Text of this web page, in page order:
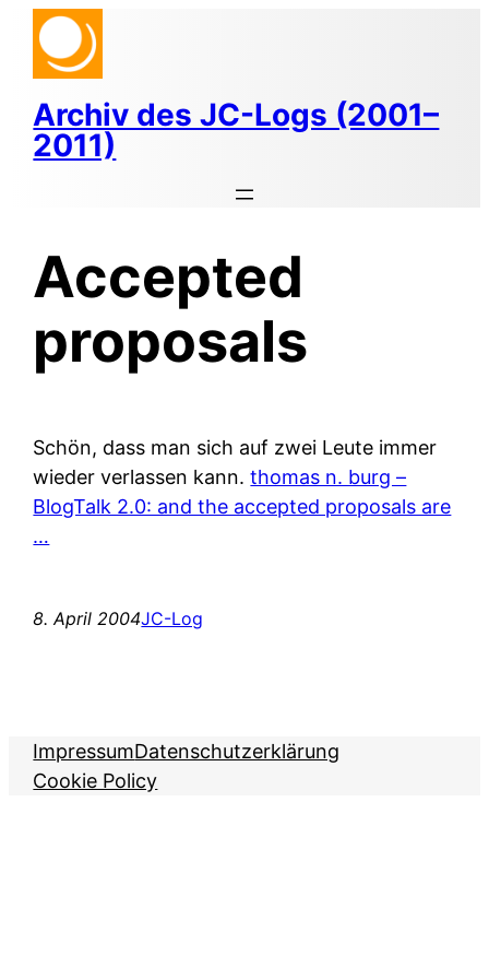
Zum
Inhalt
springen
Archiv des JC-Logs (2001–
2011)
Accepted
proposals
Schön, dass man sich auf zwei Leute immer
wieder verlassen kann.thomas n. burg –
BlogTalk 2.0: and the accepted proposals are
…
8. April 2004JC-Log
ImpressumDatenschutzerklärung
Cookie Policy